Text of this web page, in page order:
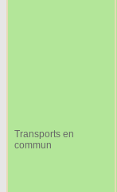
Transports en
commun